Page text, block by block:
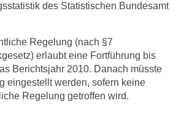
des Statistischen Bundesamt
Regelung (nach §7
erlaubt eine Fortführung bis
Berichtsjahr 2010. Danach müsste
eingestellt werden, sofern keine
Regelung getroffen wird.